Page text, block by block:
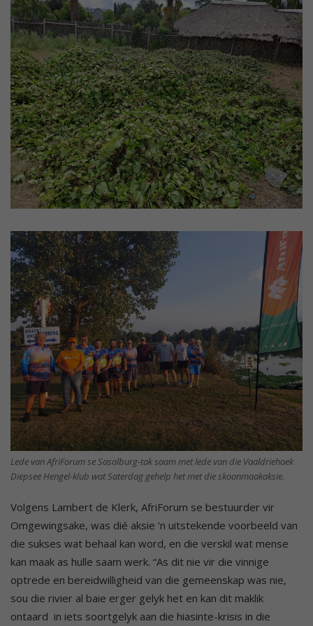
Lede van AfriForum se Sasolburg-tak saam met lede van die Vaaldriehoek
Diepsee Hengel-klub wat Saterdag gehelp het met die skoonmaakaksie.
Volgens Lambert de Klerk, AfriForum se bestuurder vir
Omgewingsake, was dié aksie ’n uitstekende voorbeeld van
die sukses wat behaal kan word, en die verskil wat mense
kan maak as hulle saam werk. “As dit nie vir die vinnige
optrede en bereidwilligheid van die gemeenskap was nie,
sou die rivier al baie erger gelyk het en kan dit maklik
ontaard in iets soortgelyk aan die hiasinte-krisis in die